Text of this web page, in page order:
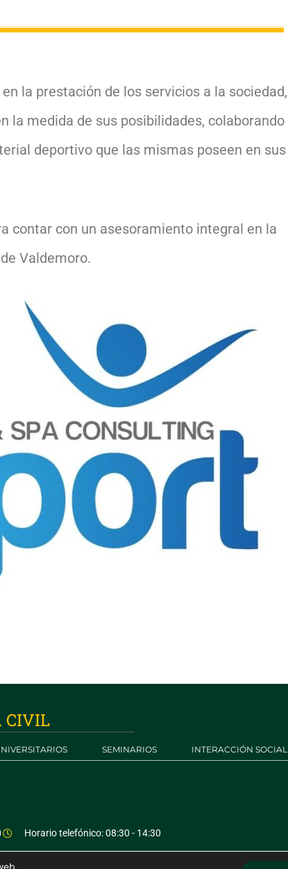
la prestación de los servicios a la sociedad,
la medida de sus posibilidades, colaborando
deportivo que las mismas poseen en sus
contar con un asesoramiento integral en la
Valdemoro.
CIVIL
SEMINARIOS INTERACCIÓN SOCIAL
Horario telefónico: 08:30 - 14:30